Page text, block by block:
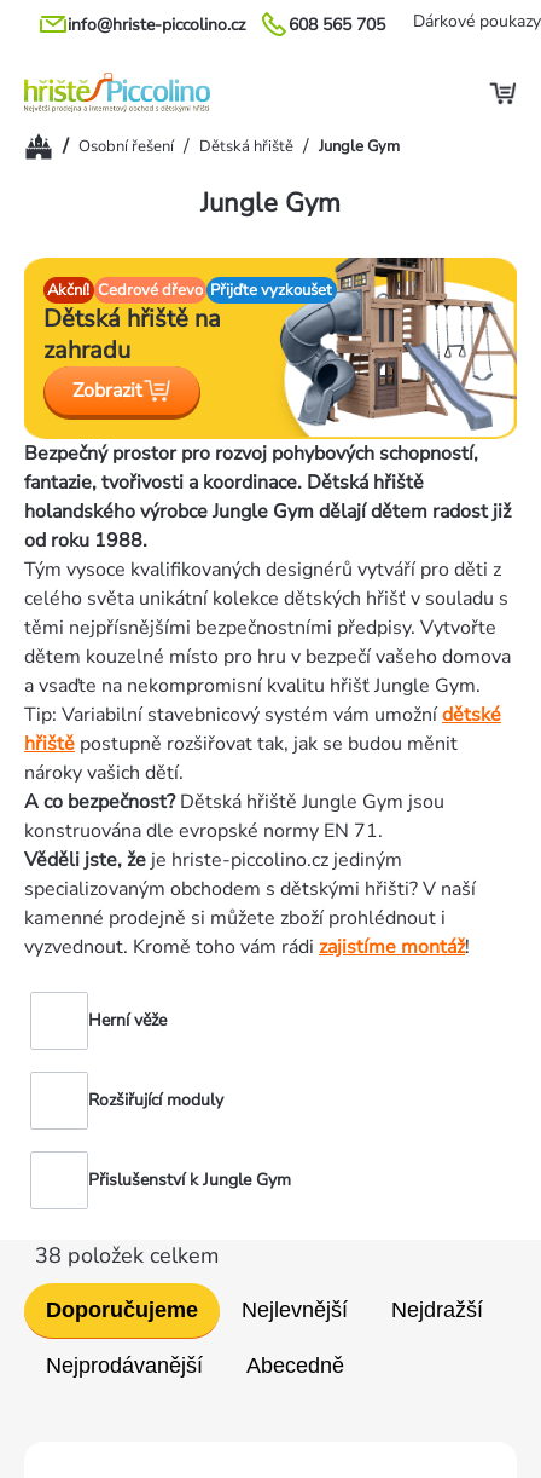
Přejít
608 565 705
info@hriste-piccolino.cz Dárkové poukazy
Domů/ Osobní řešení / Dětská hřiště / Jungle Gym
Jungle Gym
Akční! Cedrové dřevo Přijďte vyzkoušet
Dětská hřiště na
zahradu
Zobrazit
Bezpečný prostor pro rozvoj pohybových schopností,
fantazie, tvořivosti a koordinace. Dětská hřiště
holandského výrobce Jungle Gym dělají dětem radost již
od roku 1988.
Tým vysoce kvalifikovaných designérů vytváří pro děti z
celého světa unikátní kolekce dětských hřišť v souladu s
těmi nejpřísnějšími bezpečnostními předpisy. Vytvořte
dětem kouzelné místo pro hru v bezpečí vašeho domova
a vsaďte na nekompromisní kvalitu hřišť Jungle Gym.
Tip: Variabilní stavebnicový systém vám umožnídětské
hřiště postupně rozšiřovat tak, jak se budou měnit
nároky vašich dětí.
A co bezpečnost?Dětská hřiště Jungle Gym jsou
konstruována dle evropské normy EN 71.
Věděli jste, že je hriste-piccolino.cz jediným
specializovaným obchodem s dětskými hřišti? V naší
kamenné prodejně si můžete zboží prohlédnout i
vyzvednout. Kromě toho vám rádi zajistíme montáž!
Herní věže
Rozšiřující moduly
Přislušenství k Jungle Gym
Řazení
produktů
Doporučujeme Nejlevnější Nejdražší
Nejprodávanější Abecedně
38 položek celkem